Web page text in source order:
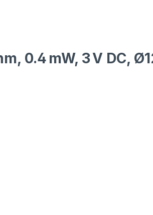
0.4 mW, 3 V DC,